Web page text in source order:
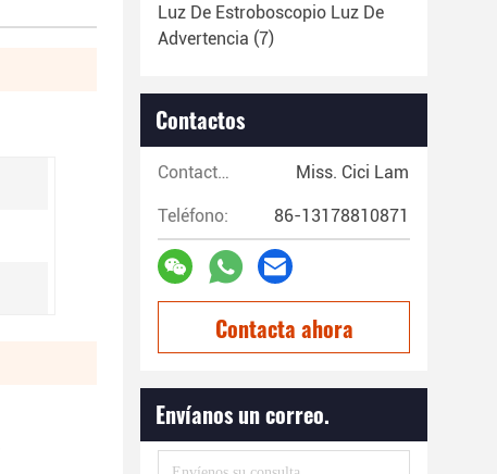
Luz De Estroboscopio Luz De
Advertencia (7)
Contactos
Contactos: Miss. Cici Lam
Teléfono: 86-13178810871
Contacta ahora
Envíanos un correo.